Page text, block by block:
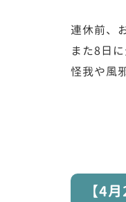
連休前、
また8日
怪我や風
【4